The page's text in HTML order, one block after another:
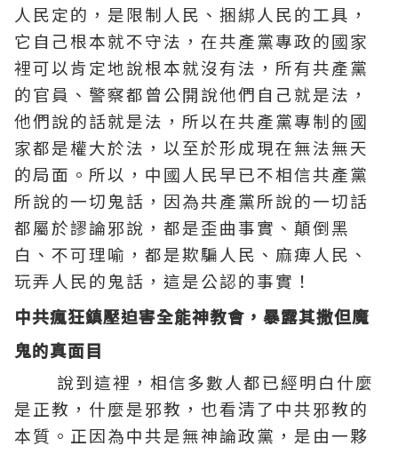
人民定的，是限制人民、捆綁人民的工具，
它自己根本就不守法，在共產黨專政的國家
裡可以肯定地說根本就沒有法，所有共產黨
的官員、警察都曾公開說他們自己就是法，
他們說的話就是法，所以在共產黨專制的國
家都是權大於法，以至於形成現在無法無天
的局面。所以，中國人民早已不相信共產黨
所說的一切鬼話，因為共產黨所說的一切話
都屬於謬論邪說，都是歪曲事實、顛倒黑
白、不可理喻，都是欺騙人民、麻痺人民、
玩弄人民的鬼話，這是公認的事實！
中共瘋狂鎮壓迫害全能神教會，暴露其撒但魔
鬼的真面目
說到這裡，相信多數人都已經明白什麼
是正教，什麼是邪教，也看清了中共邪教的
本質。正因為中共是無神論政黨，是由一夥